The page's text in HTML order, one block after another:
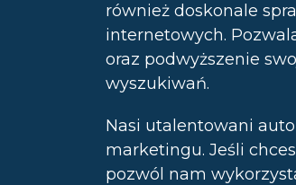
również doskonale
internetowych.
oraz podwyższenie
wyszukiwań.
Nasi utalentowani
marketingu. Jeśli
pozwól nam